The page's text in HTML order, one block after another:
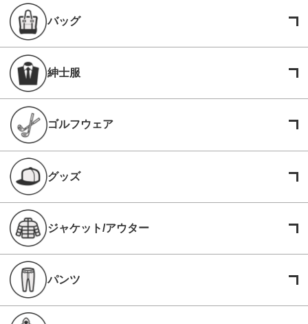
バッグ
紳士服
ゴルフウェア
グッズ
ジャケット/アウター
パンツ